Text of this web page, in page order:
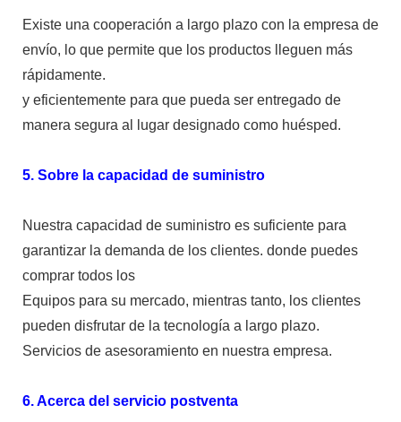
Existe una cooperación a largo plazo con la empresa de
envío, lo que permite que los productos lleguen más
rápidamente.
y eficientemente para que pueda ser entregado de
manera segura al lugar designado como huésped.
5. Sobre la capacidad de suministro
Nuestra capacidad de suministro es suficiente para
garantizar la demanda de los clientes. donde puedes
comprar todos los
Equipos para su mercado, mientras tanto, los clientes
pueden disfrutar de la tecnología a largo plazo.
Servicios de asesoramiento en nuestra empresa.
6. Acerca del servicio postventa